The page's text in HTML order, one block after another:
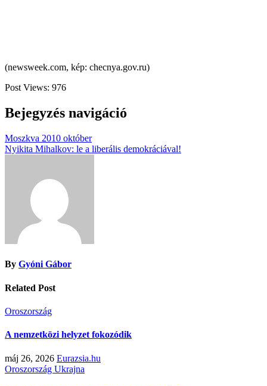
(newsweek.com, kép: checnya.gov.ru)
Post Views: 976
Bejegyzés navigáció
Moszkva 2010 október
Nyikita Mihalkov: le a liberális demokráciával!
By Gyóni Gábor
Related Post
Oroszország
A nemzetközi helyzet fokozódik
máj 26, 2026 Eurazsia.hu
Oroszország Ukrajna